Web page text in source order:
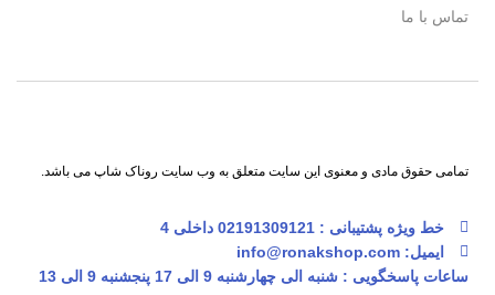
تماس با ما
تمامی حقوق مادی و معنوی این سایت متعلق به وب سایت روناک شاپ می باشد.
خط ویژه پشتیبانی : 02191309121 داخلی 4
ایمیل: info@ronakshop.com
ساعات پاسخگویی : شنبه الی چهارشنبه 9 الی 17 پنجشنبه 9 الی 13